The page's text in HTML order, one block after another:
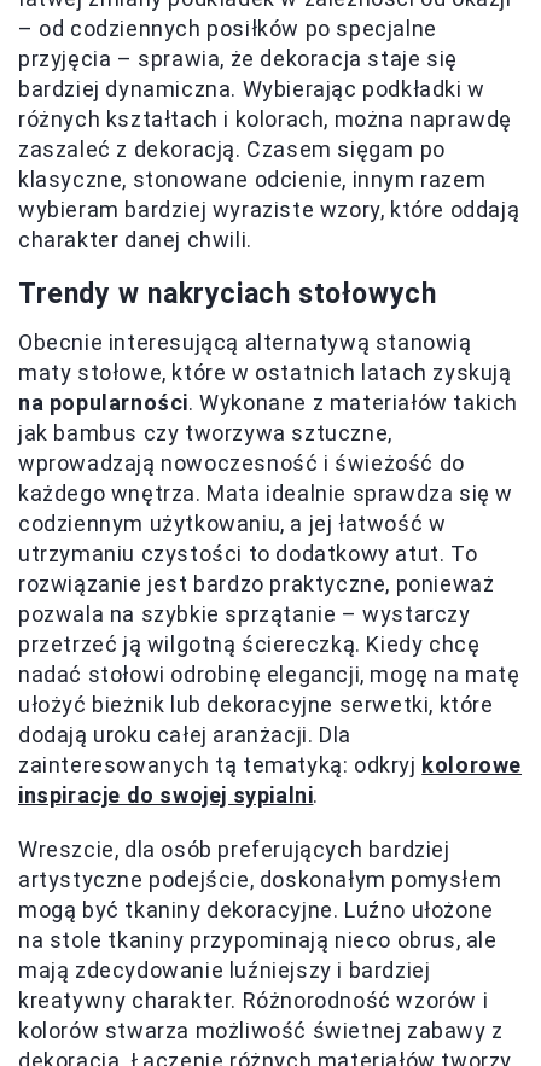
– od codziennych posiłków po specjalne
przyjęcia – sprawia, że dekoracja staje się
bardziej dynamiczna. Wybierając podkładki w
różnych kształtach i kolorach, można naprawdę
zaszaleć z dekoracją. Czasem sięgam po
klasyczne, stonowane odcienie, innym razem
wybieram bardziej wyraziste wzory, które oddają
charakter danej chwili.
Trendy w nakryciach stołowych
Obecnie interesującą alternatywą stanowią
maty stołowe, które w ostatnich latach zyskują
na popularności. Wykonane z materiałów takich
jak bambus czy tworzywa sztuczne,
wprowadzają nowoczesność i świeżość do
każdego wnętrza. Mata idealnie sprawdza się w
codziennym użytkowaniu, a jej łatwość w
utrzymaniu czystości to dodatkowy atut. To
rozwiązanie jest bardzo praktyczne, ponieważ
pozwala na szybkie sprzątanie – wystarczy
przetrzeć ją wilgotną ściereczką. Kiedy chcę
nadać stołowi odrobinę elegancji, mogę na matę
ułożyć bieżnik lub dekoracyjne serwetki, które
dodają uroku całej aranżacji. Dla
zainteresowanych tą tematyką: odkryj kolorowe
inspiracje do swojej sypialni.
Wreszcie, dla osób preferujących bardziej
artystyczne podejście, doskonałym pomysłem
mogą być tkaniny dekoracyjne. Luźno ułożone
na stole tkaniny przypominają nieco obrus, ale
mają zdecydowanie luźniejszy i bardziej
kreatywny charakter. Różnorodność wzorów i
kolorów stwarza możliwość świetnej zabawy z
dekoracją. Łączenie różnych materiałów tworzy